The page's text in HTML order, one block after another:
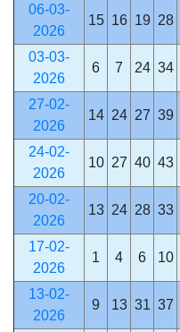
06-03-
2026
15 16 19 28
03-03-
2026
6 7 24 34
27-02-
2026
14 24 27 39
24-02-
2026
10 27 40 43
20-02-
2026
13 24 28 33
17-02-
2026
1 4 6 10
13-02-
2026
9 13 31 37